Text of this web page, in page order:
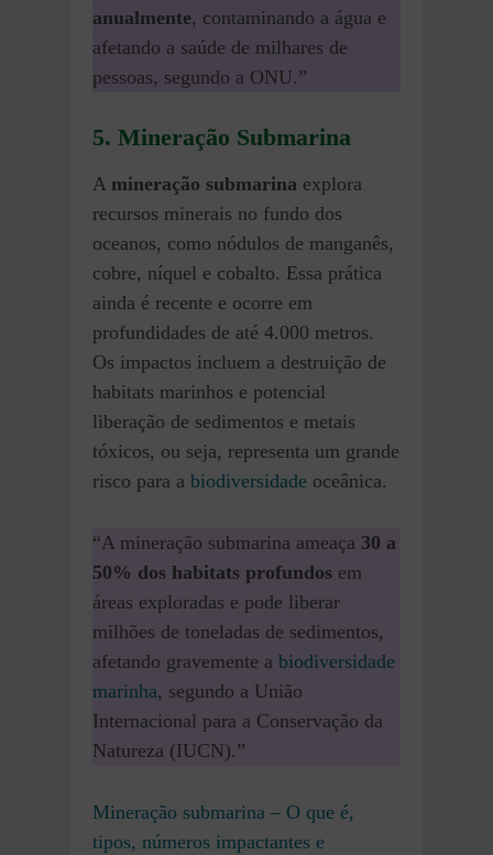
anualmente, contaminando a água e
afetando a saúde de milhares de
pessoas, segundo a ONU.”
5. Mineração Submarina
A mineração submarina explora
recursos minerais no fundo dos
oceanos, como nódulos de manganês,
cobre, níquel e cobalto. Essa prática
ainda é recente e ocorre em
profundidades de até 4.000 metros.
Os impactos incluem a destruição de
habitats marinhos e potencial
liberação de sedimentos e metais
tóxicos, ou seja, representa um grande
risco para a biodiversidade oceânica.
“A mineração submarina ameaça 30 a
50% dos habitats profundos em
áreas exploradas e pode liberar
milhões de toneladas de sedimentos,
afetando gravemente a biodiversidade
marinha, segundo a União
Internacional para a Conservação da
Natureza (IUCN).”
Mineração submarina – O que é,
tipos, números impactantes e